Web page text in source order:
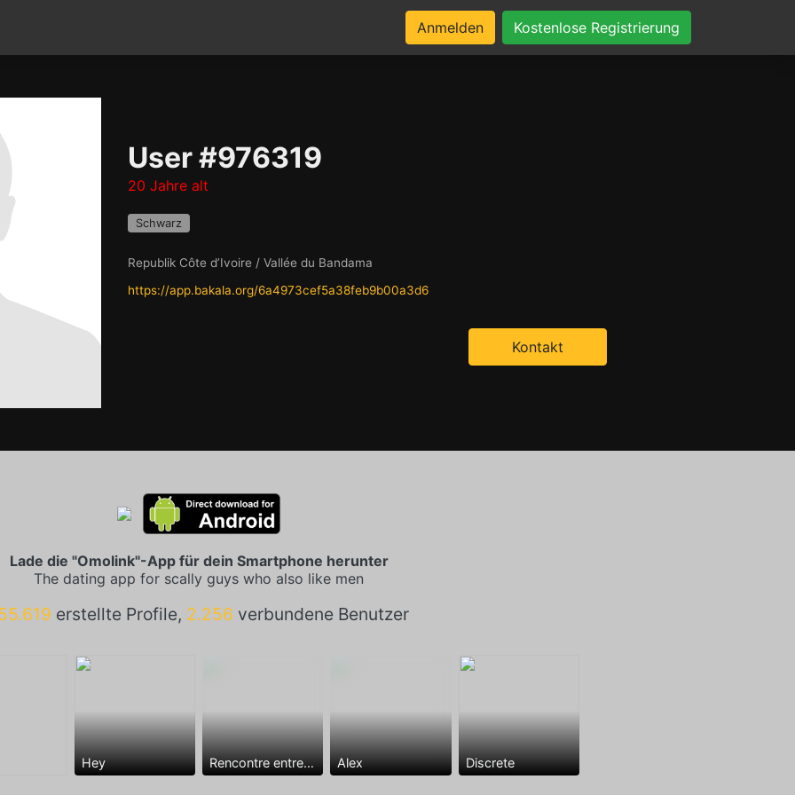
Anmelden Kostenlose Registrierung
User #976319
20 Jahre alt
Schwarz
Republik Côte d’Ivoire / Vallée du Bandama
https://app.bakala.org/6a4973cef5a38feb9b00a3d6
Kontakt
Lade die "Omolink"-App für dein Smartphone herunter
The dating app for scally guys who also like men
erstellte Profile, 2.256 verbundene Benutzer
Hey Rencontre entre mecs Alex Discrete